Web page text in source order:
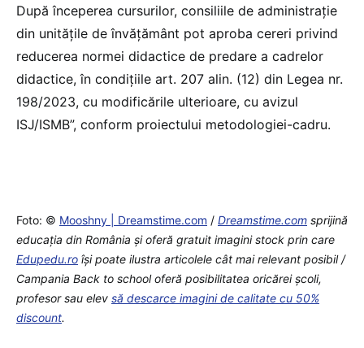
După începerea cursurilor, consiliile de administraţie
din unităţile de învăţământ pot aproba cereri privind
reducerea normei didactice de predare a cadrelor
didactice, în condiţiile art. 207 alin. (12) din Legea nr.
198/2023, cu modificările ulterioare, cu avizul
ISJ/ISMB”, conform proiectului metodologiei-cadru.
Foto: © ​ Mooshny | Dreamstime.com / Dreamstime.com sprijină
educaţia din România şi oferă gratuit imagini stock prin care
Edupedu.ro îşi poate ilustra articolele cât mai relevant posibil /
Campania Back to school oferă posibilitatea oricărei școli,
profesor sau elev să descarce imagini de calitate cu 50%
discount.